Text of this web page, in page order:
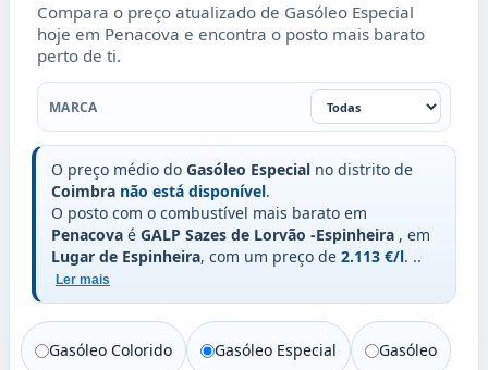
Compara o preço atualizado de Gasóleo Especial
hoje em Penacova e encontra o posto mais barato
perto de ti.
Marca
MARCA
O preço médio do Gasóleo Especial no distrito de
Coimbra não está disponível.
O posto com o combustível mais barato em
Penacova é GALP Sazes de Lorvão -Espinheira , em
Lugar de Espinheira, com um preço de 2.113 €/l. ..
Ler mais
Gasóleo Colorido Gasóleo Especial Gasóleo